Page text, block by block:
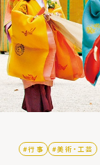
#行事 #美術・工芸